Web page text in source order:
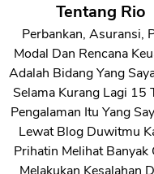
Tentang Rio
Perbankan, Asuransi,
Modal Dan Rencana
Adalah Bidang Yang
Selama Kurang Lagi 15
Pengalaman Itu Yang
Lewat Blog Duwitmu
Prihatin Melihat Banyak